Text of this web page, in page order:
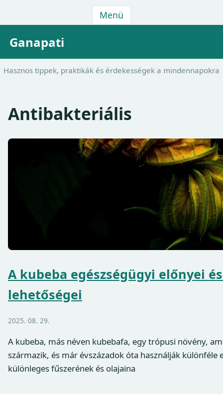
Menü
Ganapati
Hasznos tippek, praktikák és érdekességek a mindennapokra
Antibakteriális
A kubeba egészségügyi előnyei
lehetőségei
2025. 08. 29.
A kubeba, más néven kubebafa, egy trópusi növény,
származik, és már évszázadok óta használják különféle
különleges fűszerének és olajaina